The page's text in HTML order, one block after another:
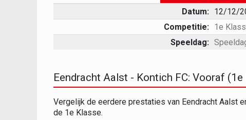
Datum: 12/12/
Competitie: 1e
Speeldag:
Eendracht Aalst - Kontich FC: Vooraf (1e
Vergelijk de eerdere prestaties van Eendracht Aalst
de 1e Klasse.